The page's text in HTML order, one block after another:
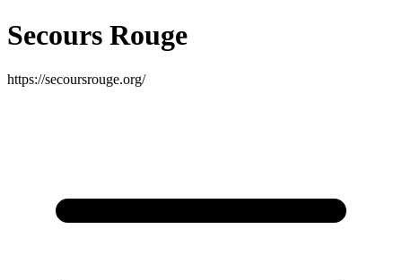
Secours Rouge
https://secoursrouge.org/